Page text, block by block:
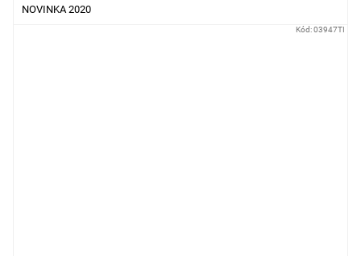
NOVINKA 2020
Kód:03947TI